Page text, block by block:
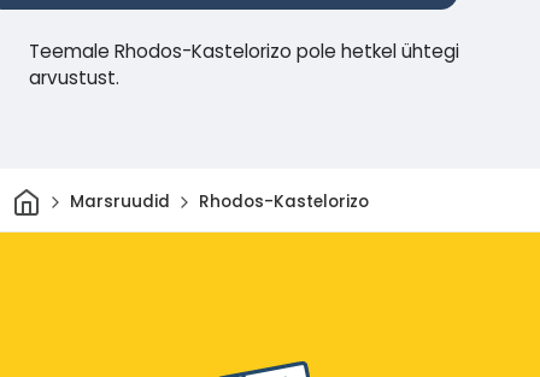
Teemale Rhodos-Kastelorizo pole hetkel ühtegi
arvustust.
Avaleht
Marsruudid Rhodos-Kastelorizo